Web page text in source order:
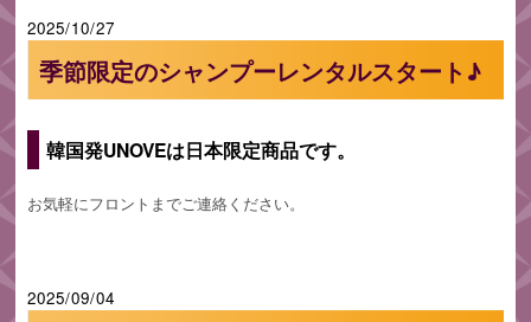
2025/10/27
季節限定のシャンプーレンタルスタート♪
韓国発UNOVEは日本限定商品です。
お気軽にフロントまでご連絡ください。
2025/09/04